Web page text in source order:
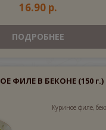
16.90 р.
ПОДРОБНЕЕ
ФИЛЕ В БЕКОНЕ (150 г.)
Куриное филе,